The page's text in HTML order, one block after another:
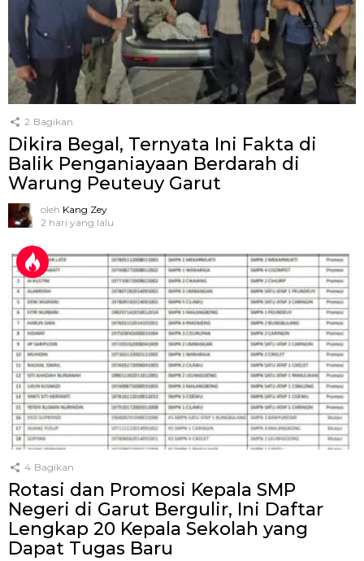
2 Bagikan
Dikira Begal, Ternyata Ini Fakta di
Balik Penganiayaan Berdarah di
Warung Peuteuy Garut
oleh Kang Zey
2 hari yang lalu
4 Bagikan
Rotasi dan Promosi Kepala SMP
Negeri di Garut Bergulir, Ini Daftar
Lengkap 20 Kepala Sekolah yang
Dapat Tugas Baru